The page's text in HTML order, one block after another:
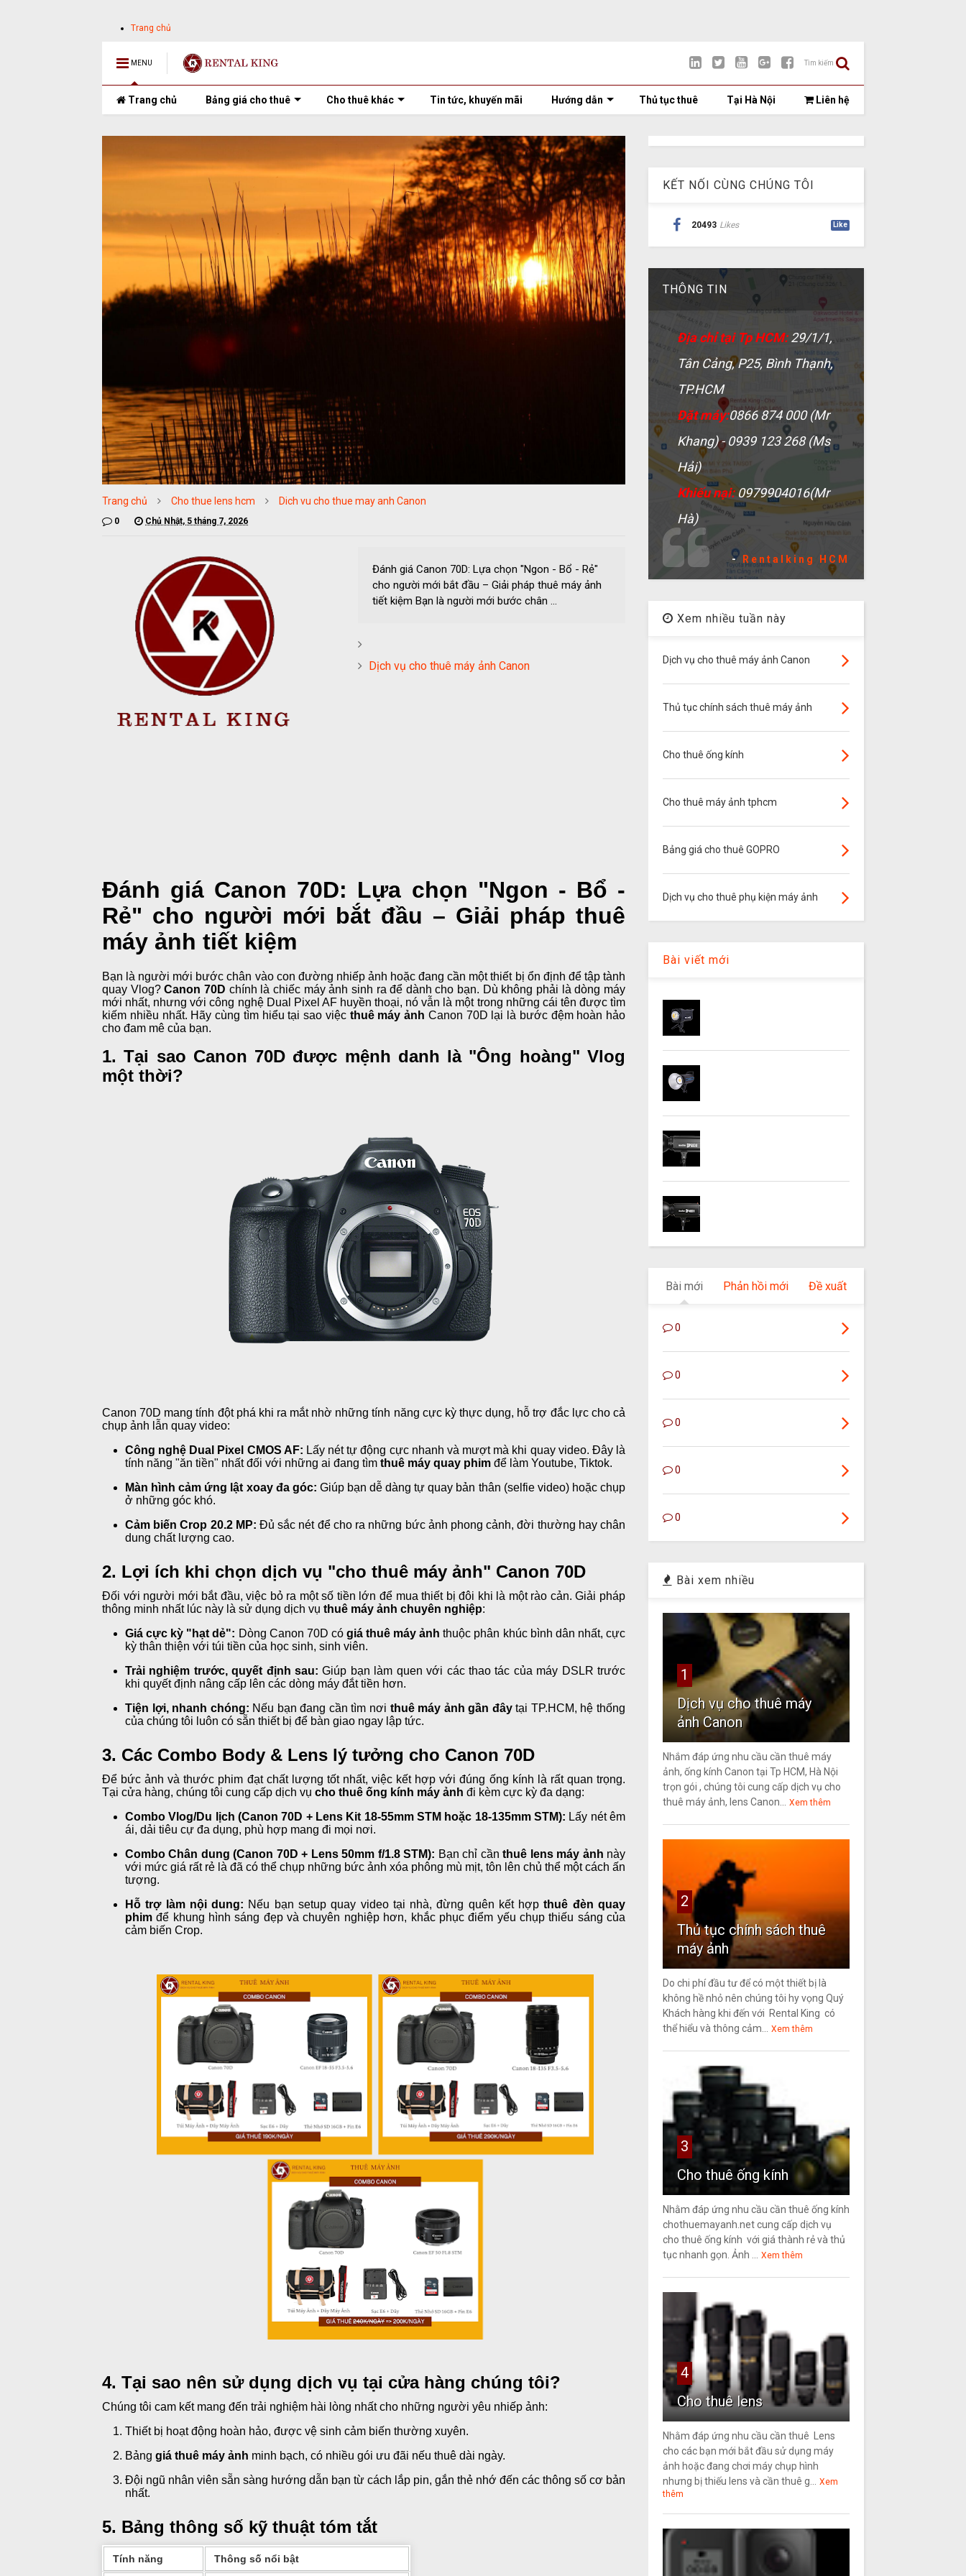
Trang chủ
MENU Tìm kiếm
Trang chủ Bảng giá cho thuê Cho thuê khác Tin tức, khuyến mãi Hướng dẫn Thủ tục thuê Tại Hà Nội Liên hệ
Trang chủ Cho thue lens hcm Dich vu cho thue may anh Canon
0 Chủ Nhật, 5 tháng 7, 2026
Đánh giá Canon 70D: Lựa chọn "Ngon - Bổ - Rẻ"
cho người mới bắt đầu – Giải pháp thuê máy ảnh
tiết kiệm Bạn là người mới bước chân ...
Dịch vụ cho thuê máy ảnh Canon
Đánh giá Canon 70D: Lựa chọn "Ngon - Bổ -
Rẻ" cho người mới bắt đầu – Giải pháp thuê
máy ảnh tiết kiệm
Bạn là người mới bước chân vào con đường nhiếp ảnh hoặc đang cần một thiết bị ổn định để tập tành
quay Vlog?Canon 70D chính là chiếc máy ảnh sinh ra để dành cho bạn. Dù không phải là dòng máy
mới nhất, nhưng với công nghệ Dual Pixel AF huyền thoại, nó vẫn là một trong những cái tên được tìm
kiếm nhiều nhất. Hãy cùng tìm hiểu tại sao việc thuê máy ảnh Canon 70D lại là bước đệm hoàn hảo
cho đam mê của bạn.
1. Tại sao Canon 70D được mệnh danh là "Ông hoàng" Vlog
một thời?
Canon 70D mang tính đột phá khi ra mắt nhờ những tính năng cực kỳ thực dụng, hỗ trợ đắc lực cho cả
chụp ảnh lẫn quay video:
Công nghệ Dual Pixel CMOS AF: Lấy nét tự động cực nhanh và mượt mà khi quay video. Đây là
tính năng "ăn tiền" nhất đối với những ai đang tìm thuê máy quay phim để làm Youtube, Tiktok.
Màn hình cảm ứng lật xoay đa góc: Giúp bạn dễ dàng tự quay bản thân (selfie video) hoặc chụp
ở những góc khó.
Cảm biến Crop 20.2 MP: Đủ sắc nét để cho ra những bức ảnh phong cảnh, đời thường hay chân
dung chất lượng cao.
2. Lợi ích khi chọn dịch vụ "cho thuê máy ảnh" Canon 70D
Đối với người mới bắt đầu, việc bỏ ra một số tiền lớn để mua thiết bị đôi khi là một rào cản. Giải pháp
thông minh nhất lúc này là sử dụng dịch vụ thuê máy ảnh chuyên nghiệp:
Giá cực kỳ "hạt dẻ": Dòng Canon 70D có giá thuê máy ảnh thuộc phân khúc bình dân nhất, cực
kỳ thân thiện với túi tiền của học sinh, sinh viên.
Trải nghiệm trước, quyết định sau: Giúp bạn làm quen với các thao tác của máy DSLR trước
khi quyết định nâng cấp lên các dòng máy đắt tiền hơn.
Tiện lợi, nhanh chóng: Nếu bạn đang cần tìm nơi thuê máy ảnh gần đâytại TP.HCM, hệ thống
của chúng tôi luôn có sẵn thiết bị để bàn giao ngay lập tức.
3. Các Combo Body & Lens lý tưởng cho Canon 70D
Để bức ảnh và thước phim đạt chất lượng tốt nhất, việc kết hợp với đúng ống kính là rất quan trọng.
Tại cửa hàng, chúng tôi cung cấp dịch vụ cho thuê ống kính máy ảnh đi kèm cực kỳ đa dạng:
Combo Vlog/Du lịch (Canon 70D + Lens Kit 18-55mm STM hoặc 18-135mm STM): Lấy nét êm
ái, dải tiêu cự đa dụng, phù hợp mang đi mọi nơi.
Combo Chân dung (Canon 70D + Lens 50mm f/1.8 STM): Bạn chỉ cầnthuê lens máy ảnh này
với mức giá rất rẻ là đã có thể chụp những bức ảnh xóa phông mù mịt, tôn lên chủ thể một cách ấn
tượng.
Hỗ trợ làm nội dung: Nếu bạn setup quay video tại nhà, đừng quên kết hợpthuê đèn quay
phim để khung hình sáng đẹp và chuyên nghiệp hơn, khắc phục điểm yếu chụp thiếu sáng của
cảm biến Crop.
4. Tại sao nên sử dụng dịch vụ tại cửa hàng chúng tôi?
Chúng tôi cam kết mang đến trải nghiệm hài lòng nhất cho những người yêu nhiếp ảnh:
Thiết bị hoạt động hoàn hảo, được vệ sinh cảm biến thường xuyên.
Bảng giá thuê máy ảnh minh bạch, có nhiều gói ưu đãi nếu thuê dài ngày.
Đội ngũ nhân viên sẵn sàng hướng dẫn bạn từ cách lắp pin, gắn thẻ nhớ đến các thông số cơ bản
nhất.
5. Bảng thông số kỹ thuật tóm tắt
Tính năng Thông số nổi bật
KẾT NỐI CÙNG CHÚNG TÔI
20493 Likes Like
THÔNG TIN
Địa chỉ tại Tp HCM:29/1/1,
Tân Cảng, P25, Bình Thạnh,
TP.HCM
Đặt máy:0866 874 000 (Mr
Khang) - 0939 123 268 (Ms
Hải)
Khiếu nại:0979904016(Mr
Hà)
- Rentalking HCM
Xem nhiều tuần này
Dịch vụ cho thuê máy ảnh Canon
Thủ tục chính sách thuê máy ảnh
Cho thuê ống kính
Cho thuê máy ảnh tphcm
Bảng giá cho thuê GOPRO
Dịch vụ cho thuê phụ kiện máy ảnh
Bài viết mới
Bài mới Phản hồi mới Đề xuất
0
0
0
0
0
Bài xem nhiều
1
Dịch vụ cho thuê máy
ảnh Canon
Nhắm đáp ứng nhu cầu cần thuê máy
ảnh, ống kính Canon tại Tp HCM, Hà Nội
trọn gói , chúng tôi cung cấp dịch vụ cho
thuê máy ảnh, lens Canon... Xem thêm
2
Thủ tục chính sách thuê
máy ảnh
Do chi phí đầu tư để có một thiết bị là
không hề nhỏ nên chúng tôi hy vọng Quý
Khách hàng khi đến với Rental King có
thể hiểu và thông cảm... Xem thêm
3
Cho thuê ống kính
Nhằm đáp ứng nhu cầu cần thuê ống kính
chothuemayanh.net cung cấp dịch vụ
cho thuê ống kính với giá thành rẻ và thủ
tục nhanh gọn. Ảnh ... Xem thêm
4
Cho thuê lens
Nhằm đáp ứng nhu cầu cần thuê Lens
cho các bạn mới bắt đầu sử dụng máy
ảnh hoặc đang chơi máy chụp hình
nhưng bị thiếu lens và cần thuê g... Xem
thêm